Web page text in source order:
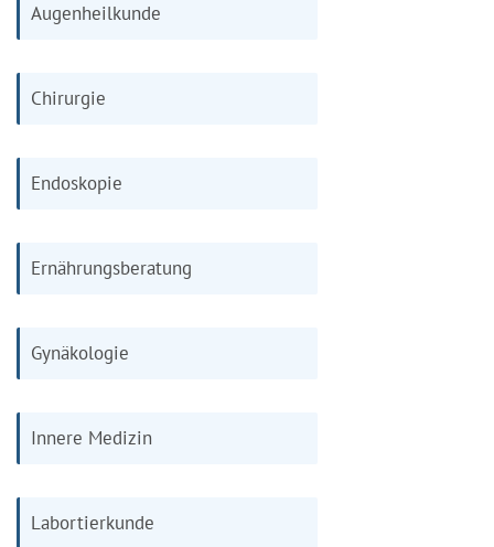
Augenheilkunde
Chirurgie
Endoskopie
Ernährungsberatung
Gynäkologie
Innere Medizin
Labortierkunde